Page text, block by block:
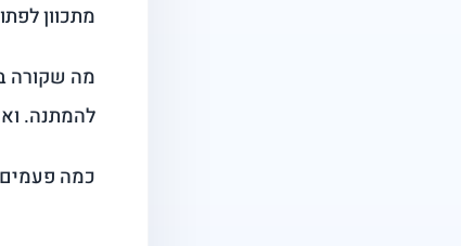
מתכוון
מה שקורה
להמתנה.
כמה פעמים